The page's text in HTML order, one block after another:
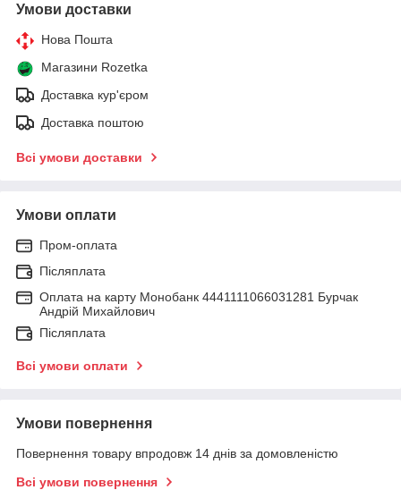
Умови доставки
Нова Пошта
Магазини Rozetka
Доставка кур'єром
Доставка поштою
Всі умови доставки
Умови оплати
Пром-оплата
Післяплата
Оплата на карту Монобанк 4441111066031281 Бурчак
Андрій Михайлович
Післяплата
Всі умови оплати
Умови повернення
Повернення товару впродовж 14 днів за домовленістю
Всі умови повернення